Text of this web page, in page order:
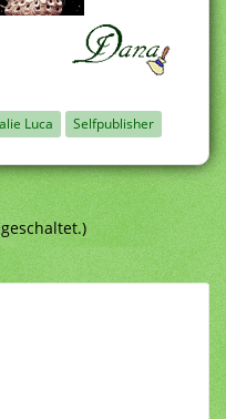
Luca Selfpublisher